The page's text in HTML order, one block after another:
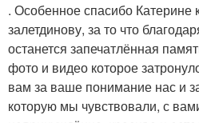
. Особенное спасибо Катерине
залетдинову, за то что
останется запечатлённая
фото и видео которое
вам за ваше понимание нас и
которую мы чувствовали, с